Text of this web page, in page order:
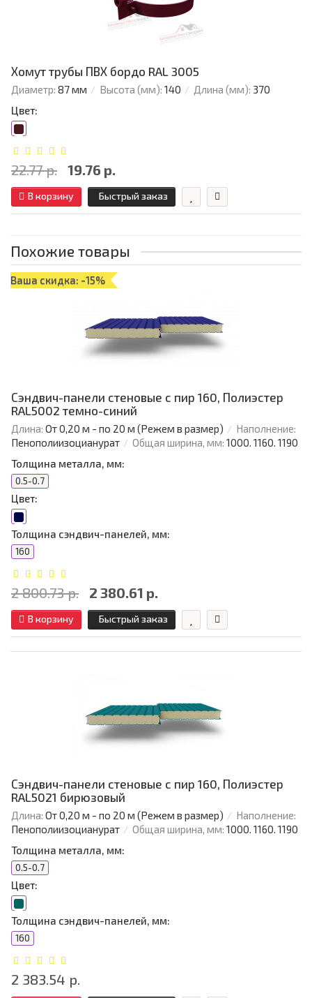
Хомут трубы ПВХ бордо RAL 3005
Диаметр: 87 мм Высота (мм): 140 Длина (мм): 370
Цвет:
22.77 р. 19.76 р.
В корзину Быстрый заказ
Похожие товары
Ваша скидка: -15%
Сэндвич-панели стеновые с пир 160, Полиэстер
RAL5002 темно-синий
Длина: От 0,20 м - по 20 м (Режем в размер)
Наполнение:
Пенополиизоцианурат
Общая ширина, мм: 1000. 1160. 1190
Толщина металла, мм:
0.5-0.7
Цвет:
Толщина сэндвич-панелей, мм:
160
2 800.73 р. 2 380.61 р.
В корзину Быстрый заказ
Сэндвич-панели стеновые с пир 160, Полиэстер
RAL5021 бирюзовый
Длина: От 0,20 м - по 20 м (Режем в размер)
Наполнение:
Пенополиизоцианурат
Общая ширина, мм: 1000. 1160. 1190
Толщина металла, мм:
0.5-0.7
Цвет:
Толщина сэндвич-панелей, мм:
160
2 383.54 р.